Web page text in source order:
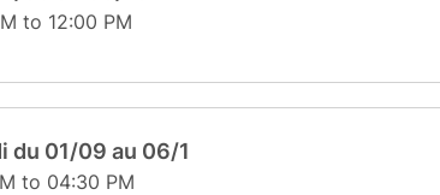
to 12:00 PM
du 01/09 au 06/1
to 04:30 PM